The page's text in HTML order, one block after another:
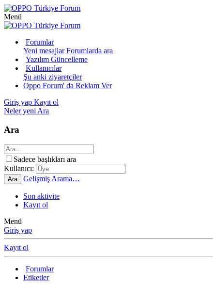
Menü
Forumlar
Yeni mesajlar Forumlarda ara
Yazılım Güncelleme
Kullanıcılar
Şu anki ziyaretçiler
Oppo Forum' da Reklam Ver
Giriş yap Kayıt ol
Neler yeni Ara
Ara
Sadece başlıkları ara
Kullanıcı:
Ara Gelişmiş Arama…
Son aktivite
Kayıt ol
Menü
Giriş yap
Kayıt ol
Forumlar
Etiketler